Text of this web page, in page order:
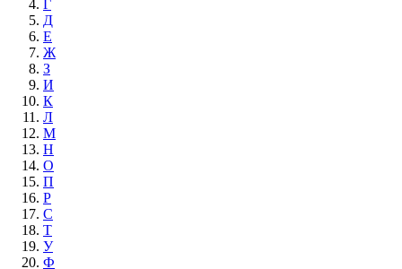
Г
Д
Е
Ж
З
И
К
Л
М
Н
О
П
Р
С
Т
У
Ф